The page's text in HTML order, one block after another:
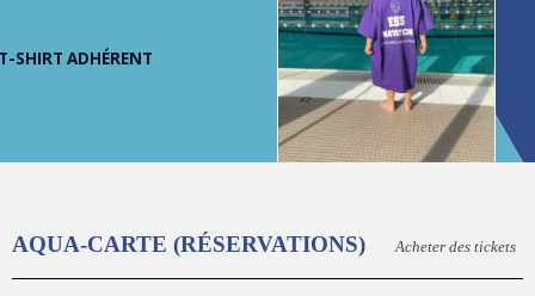
SHIRT ADHÉRENT
AQUA-CARTE (RÉSERVATIONS) Acheter des tickets